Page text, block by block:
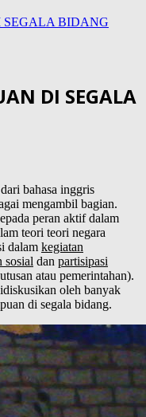
SEGALA BIDANG
DI SEGALA
bahasa inggris
mengambil bagian.
peran aktif dalam
teori teori negara
dalam kegiatan
sosial dan partisipasi
atau pemerintahan).
oleh banyak
di segala bidang.